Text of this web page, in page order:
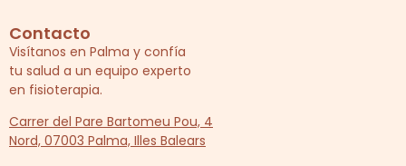
Contacto
Visítanos en Palma y confía
tu salud a un equipo experto
en fisioterapia.
Carrer del Pare Bartomeu Pou, 4
Nord, 07003 Palma, Illes Balears